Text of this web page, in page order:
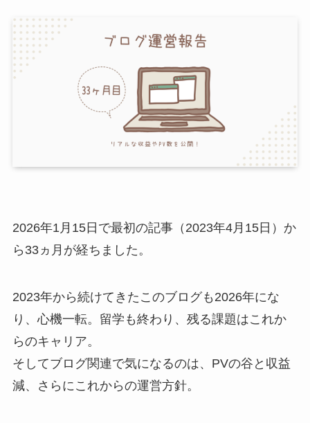
2026年1月15日で最初の記事（2023年4月15日）か
ら33ヵ月が経ちました。
2023年から続けてきたこのブログも2026年にな
り、心機一転。留学も終わり、残る課題はこれか
らのキャリア。
そしてブログ関連で気になるのは、PVの谷と収益
減、さらにこれからの運営方針。